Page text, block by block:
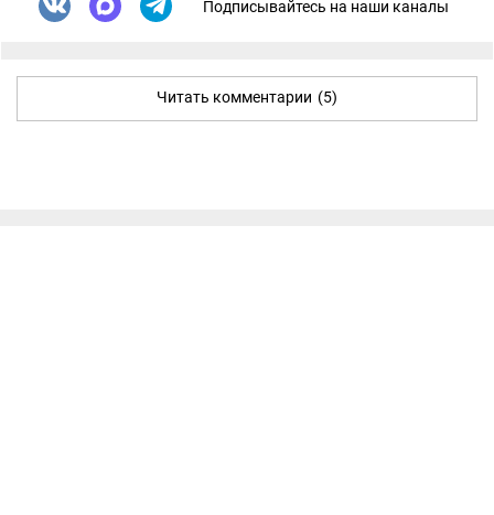
Подписывайтесь на наши каналы
Читать комментарии (5)